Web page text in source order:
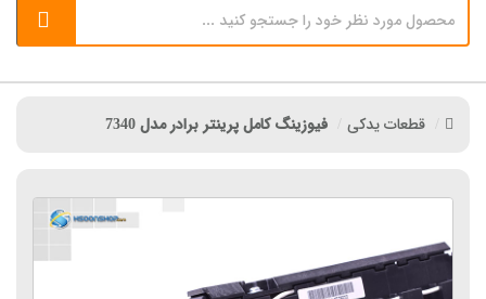
قطعات یدکی فیوزینگ کامل پرینتر برادر مدل 7340